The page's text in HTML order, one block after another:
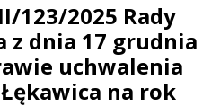
123/2025 Rady
z dnia 17 grudnia
uchwalenia
na rok